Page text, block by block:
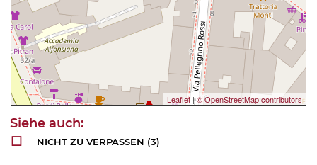
Leaflet |© OpenStreetMap contributors
NICHT ZU VERPASSEN (3)